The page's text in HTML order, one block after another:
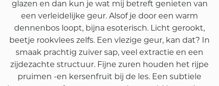
glazen en dan kun je wat mij betreft genieten van
een verleidelijke geur. Alsof je door een warm
dennenbos loopt, bijna esoterisch. Licht gerookt,
beetje rookvlees zelfs. Een vlezige geur, kan dat? In
smaak prachtig zuiver sap, veel extractie en een
zijdezachte structuur. Fijne zuren houden het rijpe
pruimen -en kersenfruit bij de les. Een subtiele